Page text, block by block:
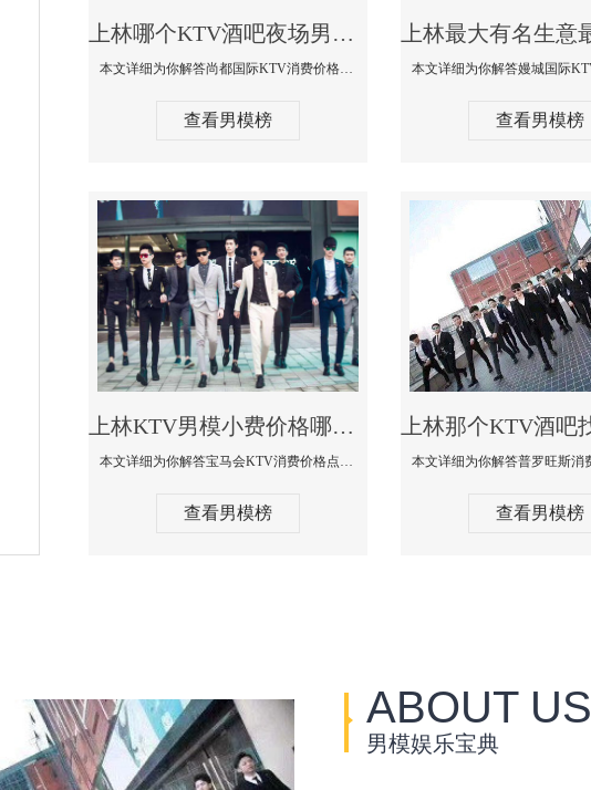
上林哪个KTV酒吧夜场男模公关型男最帅-尚都国际KTV消费价格点评
本文详细为你解答尚都国际KTV消费价格点评，更多关于哪个KTV酒吧夜场男模公关型男最帅免费咨询150 99997335微信同步
查看男模榜 查看男模榜
上林KTV男模小费价格哪家便宜-宝马会KTV消费口碑点评
本文详细为你解答宝马会KTV消费价格点评，更多关于KTV男模小费价格哪家便宜免费咨询150 99997335微信同步！
查看男模榜 查看男模榜
ABOUT US
男模娱乐宝典